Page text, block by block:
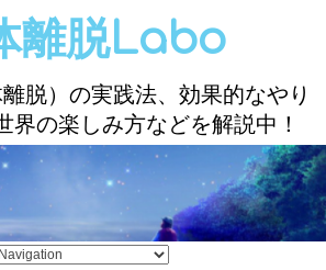
離脱Labo
脱）の実践法、効果的なやり
界の楽しみ方などを解説中！